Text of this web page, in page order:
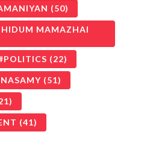
(50)
MAMAZHAI
POLITICS (22)
(51)
(41)